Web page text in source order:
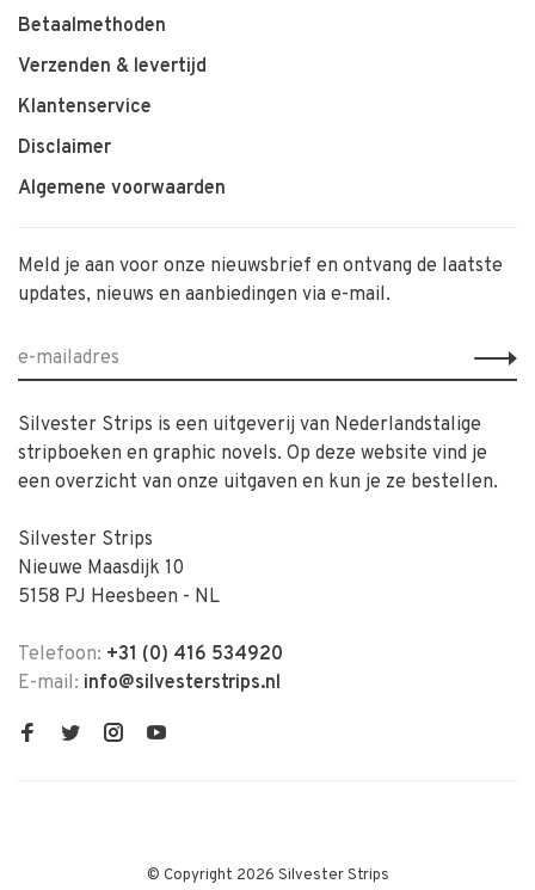
Betaalmethoden
Verzenden & levertijd
Klantenservice
Disclaimer
Algemene voorwaarden
Meld je aan voor onze nieuwsbrief en ontvang de laatste
updates, nieuws en aanbiedingen via e-mail.
Silvester Strips is een uitgeverij van Nederlandstalige
stripboeken en graphic novels. Op deze website vind je
een overzicht van onze uitgaven en kun je ze bestellen.
Silvester Strips
Nieuwe Maasdijk 10
5158 PJ Heesbeen - NL
Telefoon: +31 (0) 416 534920
E-mail: info@silvesterstrips.nl
© Copyright 2026 Silvester Strips